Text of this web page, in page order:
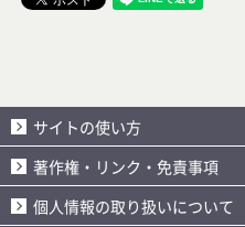
サイトの使い方
著作権・リンク・免責事項
個人情報の取り扱いについて